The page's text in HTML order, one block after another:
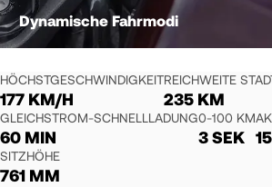
Dynamische Fahrmodi
HÖCHSTGESCHWINDIGKEIT
177 KM/H
REICHWEITE
235 KM
GLEICHSTROM-SCHNELLLADUNG
60 MIN
0-100 KM
3 SEK
SITZHÖHE
761 MM